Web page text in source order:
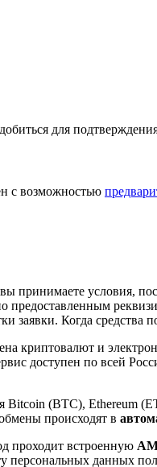
для
с возможностью
принимаете условия,
предоставленным
Когда средства
криптовалют и
доступен по всей
(BTC), Ethereum
происходят в
проходит встроенную
данных